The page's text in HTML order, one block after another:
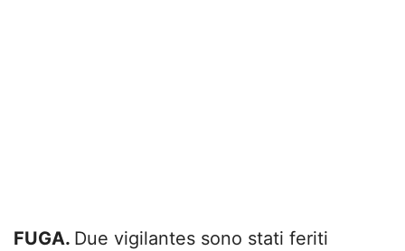
FUGA. Due vigilantes sono stati feriti